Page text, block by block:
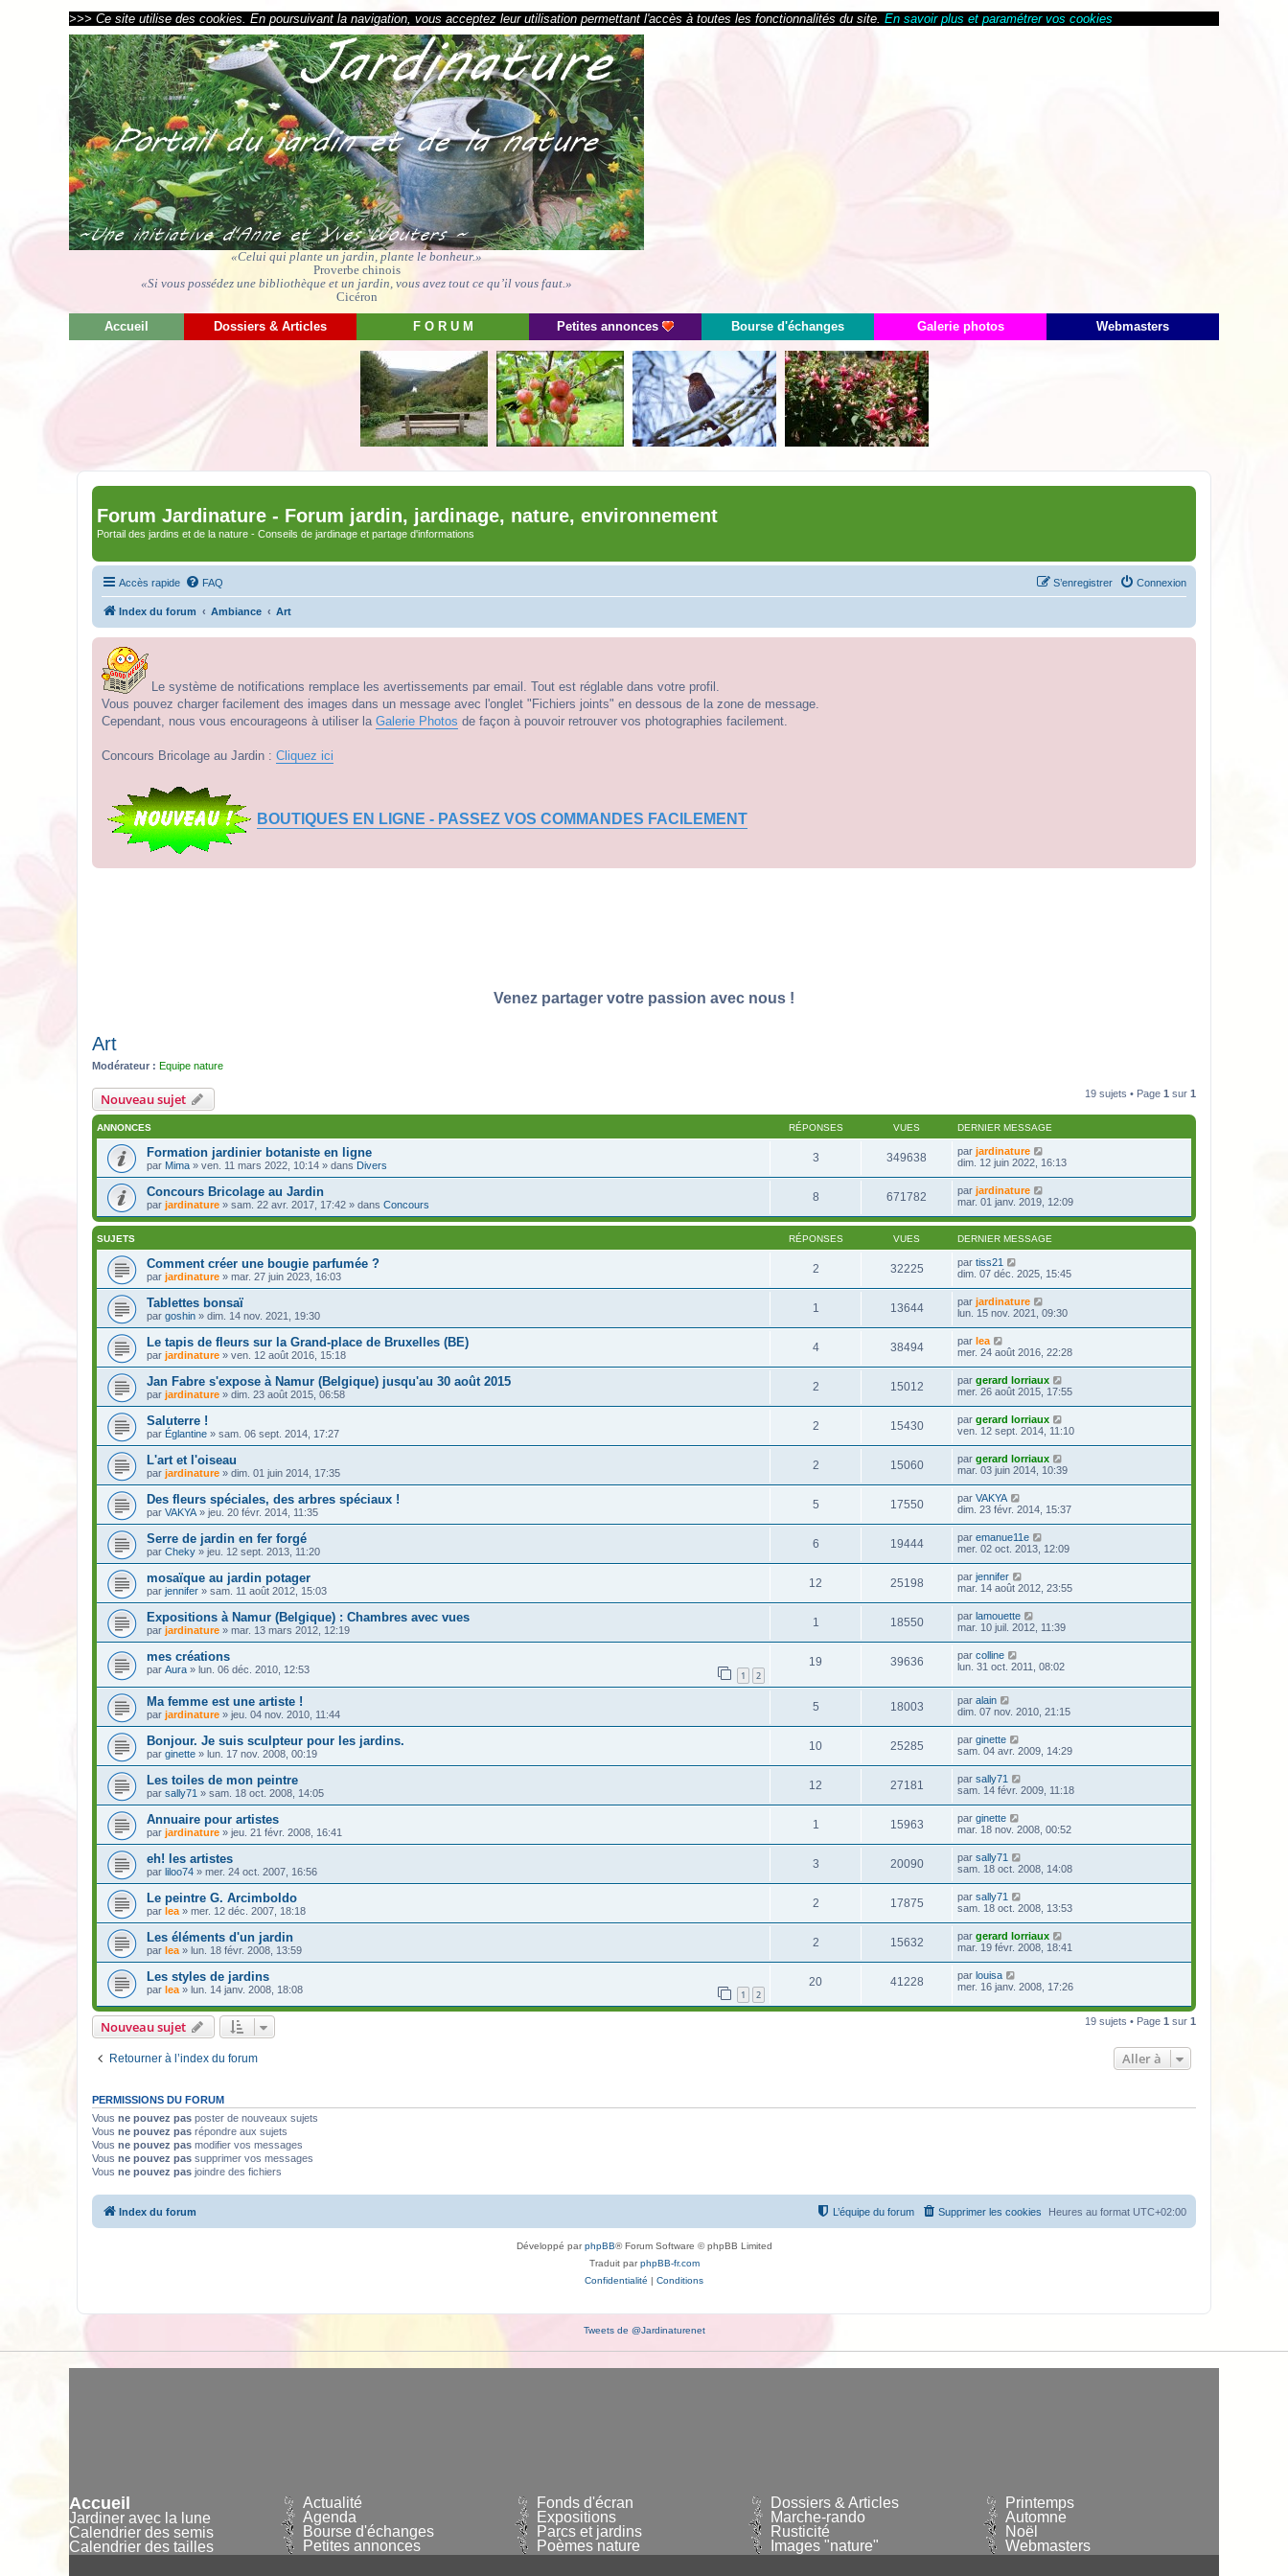
>>> Ce site utilise des cookies. En poursuivant la navigation, vous acceptez leur utilisation permettant l'accès à toutes les fonctionnalités du site. En savoir plus et paramétrer vos cookies
«Celui qui plante un jardin, plante le bonheur.»
Proverbe chinois
«Si vous possédez une bibliothèque et un jardin, vous avez tout ce qu’il vous faut.»
Cicéron
Accueil Dossiers & Articles F O R U M Petites annonces Bourse d'échanges Galerie photos Webmasters
Forum Jardinature - Forum jardin, jardinage, nature, environnement
Portail des jardins et de la nature - Conseils de jardinage et partage d'informations
Accès rapide FAQ Connexion
S’enregistrer
Index du forum Ambiance Art
Le système de notifications remplace les avertissements par email. Tout est réglable dans votre profil.
Vous pouvez charger facilement des images dans un message avec l'onglet "Fichiers joints" en dessous de la zone de message.
Cependant, nous vous encourageons à utiliser la Galerie Photos de façon à pouvoir retrouver vos photographies facilement.
Concours Bricolage au Jardin : Cliquez ici
BOUTIQUES EN LIGNE - PASSEZ VOS COMMANDES FACILEMENT
Venez partager votre passion avec nous !
Art
Modérateur : Equipe nature
Nouveau sujet 19 sujets • Page 1 sur 1
ANNONCES RÉPONSES VUES DERNIER MESSAGE
Formation jardinier botaniste en ligne
par Mima » ven. 11 mars 2022, 10:14 » dans Divers
3 349638 par jardinature
dim. 12 juin 2022, 16:13
Concours Bricolage au Jardin
par jardinature » sam. 22 avr. 2017, 17:42 » dans Concours
8 671782 par jardinature
mar. 01 janv. 2019, 12:09
SUJETS RÉPONSES VUES DERNIER MESSAGE
Comment créer une bougie parfumée ?
par jardinature » mar. 27 juin 2023, 16:03
2 32225 par tiss21
dim. 07 déc. 2025, 15:45
Tablettes bonsaï
par goshin » dim. 14 nov. 2021, 19:30
1 13644 par jardinature
lun. 15 nov. 2021, 09:30
Le tapis de fleurs sur la Grand-place de Bruxelles (BE)
par jardinature » ven. 12 août 2016, 15:18
4 38494 par lea
mer. 24 août 2016, 22:28
Jan Fabre s'expose à Namur (Belgique) jusqu'au 30 août 2015
par jardinature » dim. 23 août 2015, 06:58
2 15012 par gerard lorriaux
mer. 26 août 2015, 17:55
Saluterre !
par Églantine » sam. 06 sept. 2014, 17:27
2 15430 par gerard lorriaux
ven. 12 sept. 2014, 11:10
L'art et l'oiseau
par jardinature » dim. 01 juin 2014, 17:35
2 15060 par gerard lorriaux
mar. 03 juin 2014, 10:39
Des fleurs spéciales, des arbres spéciaux !
par VAKYA » jeu. 20 févr. 2014, 11:35
5 17550 par VAKYA
dim. 23 févr. 2014, 15:37
Serre de jardin en fer forgé
par Cheky » jeu. 12 sept. 2013, 11:20
6 19444 par emanue11e
mer. 02 oct. 2013, 12:09
mosaïque au jardin potager
par jennifer » sam. 11 août 2012, 15:03
12 25198 par jennifer
mar. 14 août 2012, 23:55
Expositions à Namur (Belgique) : Chambres avec vues
par jardinature » mar. 13 mars 2012, 12:19
1 18550 par lamouette
mar. 10 juil. 2012, 11:39
mes créations
par Aura » lun. 06 déc. 2010, 12:53 1 2
19 39636 par colline
lun. 31 oct. 2011, 08:02
Ma femme est une artiste !
par jardinature » jeu. 04 nov. 2010, 11:44
5 18003 par alain
dim. 07 nov. 2010, 21:15
Bonjour. Je suis sculpteur pour les jardins.
par ginette » lun. 17 nov. 2008, 00:19
10 25285 par ginette
sam. 04 avr. 2009, 14:29
Les toiles de mon peintre
par sally71 » sam. 18 oct. 2008, 14:05
12 27181 par sally71
sam. 14 févr. 2009, 11:18
Annuaire pour artistes
par jardinature » jeu. 21 févr. 2008, 16:41
1 15963 par ginette
mar. 18 nov. 2008, 00:52
eh! les artistes
par liloo74 » mer. 24 oct. 2007, 16:56
3 20090 par sally71
sam. 18 oct. 2008, 14:08
Le peintre G. Arcimboldo
par lea » mer. 12 déc. 2007, 18:18
2 17875 par sally71
sam. 18 oct. 2008, 13:53
Les éléments d'un jardin
par lea » lun. 18 févr. 2008, 13:59
2 15632 par gerard lorriaux
mar. 19 févr. 2008, 18:41
Les styles de jardins
par lea » lun. 14 janv. 2008, 18:08 1 2
20 41228 par louisa
mer. 16 janv. 2008, 17:26
Nouveau sujet 19 sujets • Page 1 sur 1
Retourner à l’index du forum Aller à
PERMISSIONS DU FORUM
Vous ne pouvez pas poster de nouveaux sujets
Vous ne pouvez pas répondre aux sujets
Vous ne pouvez pas modifier vos messages
Vous ne pouvez pas supprimer vos messages
Vous ne pouvez pas joindre des fichiers
Index du forum Heures au format UTC+02:00
Supprimer les cookies
L’équipe du forum
Développé parphpBB® Forum Software © phpBB Limited
Traduit parphpBB-fr.com
Confidentialité | Conditions
Tweets de @Jardinaturenet
Accueil
Jardiner avec la lune
Calendrier des semis
Calendrier des tailles
Actualité
Agenda
Bourse d'échanges
Petites annonces
Fonds d'écran
Expositions
Parcs et jardins
Poèmes nature
Dossiers & Articles
Marche-rando
Rusticité
Images "nature"
Printemps
Automne
Noël
Webmasters